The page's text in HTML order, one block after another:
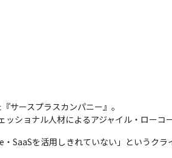
サースプラスカンパニー』。
ショナル人材によるアジャイル・ローコ
SaaSを活用しきれていない」というク